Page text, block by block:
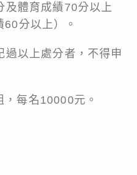
及體育成績70分以上
60分以上）。
以上處分者，不得申
，每名10000元。